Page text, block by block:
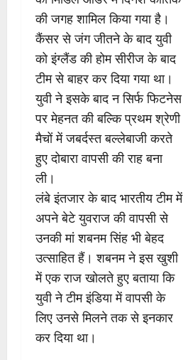
की जगह शामिल किया गया है।
कैंसर से जंग जीतने के बाद युवी
को इंग्लैंड की होम सीरीज के बाद
टीम से बाहर कर दिया गया था।
युवी ने इसके बाद न सिर्फ फिटनेस
पर मेहनत की बल्कि प्रथम श्रेणी
मैचों में जबर्दस्त बल्लेबाजी करते
हुए दोबारा वापसी की राह बना
ली।
लंबे इंतजार के बाद भारतीय टीम में
अपने बेटे युवराज की वापसी से
उनकी मां शबनम सिंह भी बेहद
उत्साहित हैं। शबनम ने इस खुशी
में एक राज खोलते हुए बताया कि
युवी ने टीम इंडिया में वापसी के
लिए उनसे मिलने तक से इनकार
कर दिया था।